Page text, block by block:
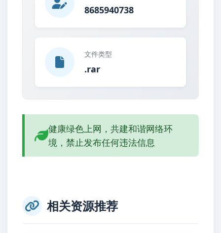
8685940738
文件类型
.rar
健康绿色上网，共建和谐网络环
境，禁止发布任何违法信息
相关资源推荐